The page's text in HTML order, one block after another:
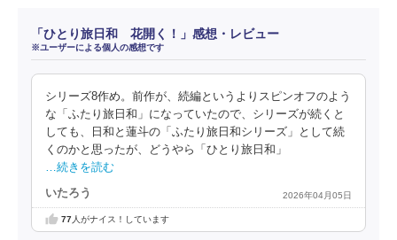
「ひとり旅日和 花開く！」感想・レビュー
※ユーザーによる個人の感想です
シリーズ8作め。前作が、続編というよりスピンオフのよう
な「ふたり旅日和」になっていたので、シリーズが続くと
しても、日和と蓮斗の「ふたり旅日和シリーズ」として続
くのかと思ったが、どうやら「ひとり旅日和」
…続きを読む
いたろう 2026年04月05日
77人がナイス！しています